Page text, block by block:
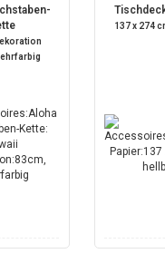
137 x 274